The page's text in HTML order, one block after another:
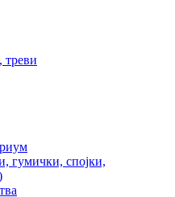
треви
гумички, спојки,